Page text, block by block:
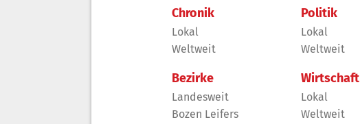
Chronik
Lokal
Weltweit
Bezirke
Landesweit
Bozen Leifers
Politik
Lokal
Weltweit
Wirtschaft
Lokal
Weltweit